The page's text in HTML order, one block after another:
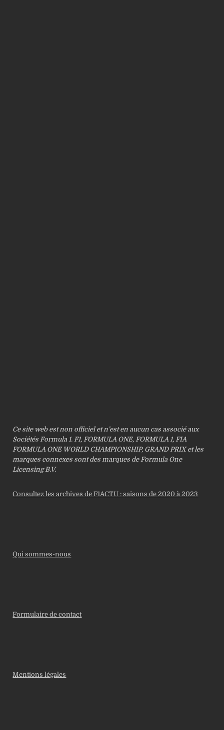
Ce site web est non officiel et n’est en aucun cas associé aux
Sociétés Formula 1. F1, FORMULA ONE, FORMULA 1, FIA
FORMULA ONE WORLD CHAMPIONSHIP, GRAND PRIX et les
marques connexes sont des marques de Formula One
Licensing B.V.
Consultez les archives de F1ACTU : saisons de 2020 à 2023
Qui sommes-nous
Formulaire de contact
Mentions légales